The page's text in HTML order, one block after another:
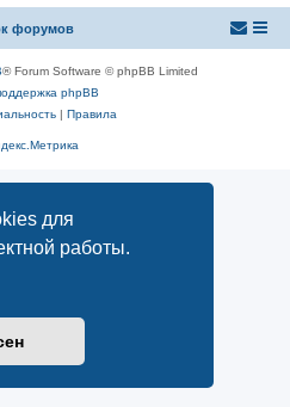
для
работы.
форумов
® Forum Software © phpBB Limited
phpBB
| Правила